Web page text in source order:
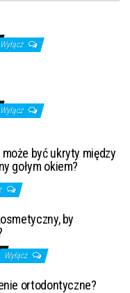
Wyłącz
Wyłącz
być ukryty między
gołym okiem?
by
Wyłącz
ortodontyczne?